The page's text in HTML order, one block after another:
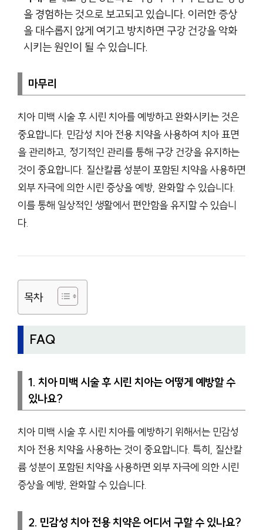
을 경험하는 것으로 보고되고 있습니다. 이러한 증상
을 대수롭지 않게 여기고 방치하면 구강 건강을 악화
시키는 원인이 될 수 있습니다.
마무리
치아 미백 시술 후 시린 치아를 예방하고 완화시키는 것은
중요합니다. 민감성 치아 전용 치약을 사용하여 치아 표면
을 관리하고, 정기적인 관리를 통해 구강 건강을 유지하는
것이 중요합니다. 질산칼륨 성분이 포함된 치약을 사용하면
외부 자극에 의한 시린 증상을 예방, 완화할 수 있습니다.
이를 통해 일상적인 생활에서 편안함을 유지할 수 있습니
다.
목차
FAQ
1. 치아 미백 시술 후 시린 치아는 어떻게 예방할 수
있나요?
치아 미백 시술 후 시린 치아를 예방하기 위해서는 민감성
치아 전용 치약을 사용하는 것이 중요합니다. 특히, 질산칼
륨 성분이 포함된 치약을 사용하면 외부 자극에 의한 시린
증상을 예방, 완화할 수 있습니다.
2. 민감성 치아 전용 치약은 어디서 구할 수 있나요?